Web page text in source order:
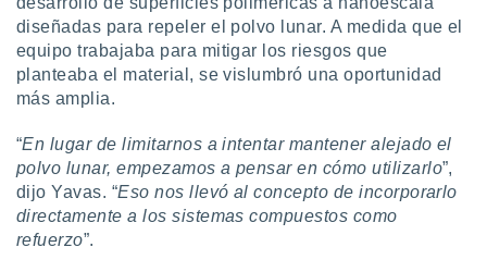
e
mediante
publicidad
publicidad
de
diseñadas para repeler el polvo lunar. A medida que el
equipo trabajaba para mitigar los riesgos que
planteaba el material, se vislumbró una oportunidad
más amplia.
“En lugar de limitarnos a intentar mantener alejado el
polvo lunar, empezamos a pensar en cómo utilizarlo”,
dijo Yavas. “Eso nos llevó al concepto de incorporarlo
directamente a los sistemas compuestos como
refuerzo”.